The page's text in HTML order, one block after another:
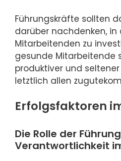
Führungskräfte sollten
darüber nachdenken,
Mitarbeitenden zu
gesunde Mitarbeitende
produktiver und
letztlich allen
Erfolgsfaktoren
Die Rolle der
Verantwortlichkeit